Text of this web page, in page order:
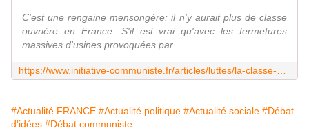
C'est une rengaine mensongère: il n'y aurait plus de classe
ouvrière en France. S'il est vrai qu'avec les fermetures
massives d'usines provoquées par
#Actualité FRANCE #Actualité politique #Actualité sociale #Débat
d'idées #Débat communiste